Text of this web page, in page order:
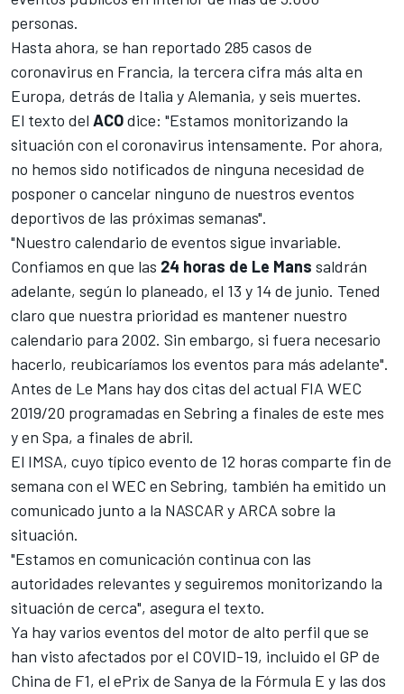
personas.
Hasta ahora, se han reportado 285 casos de
coronavirus en Francia, la tercera cifra más alta en
Europa, detrás de Italia y Alemania, y seis muertes.
El texto del ACOdice: "Estamos monitorizando la
situación con el coronavirus intensamente. Por ahora,
no hemos sido notificados de ninguna necesidad de
posponer o cancelar ninguno de nuestros eventos
deportivos de las próximas semanas".
"Nuestro calendario de eventos sigue invariable.
Confiamos en que las 24 horas de Le Mans saldrán
adelante, según lo planeado, el 13 y 14 de junio. Tened
claro que nuestra prioridad es mantener nuestro
calendario para 2002. Sin embargo, si fuera necesario
hacerlo, reubicaríamos los eventos para más adelante".
Antes de Le Mans hay dos citas del actual FIA WEC
2019/20 programadas en Sebring a finales de este mes
y en Spa, a finales de abril.
El IMSA, cuyo típico evento de 12 horas comparte fin de
semana con el WEC en Sebring, también ha emitido un
comunicado junto a la NASCAR y ARCA sobre la
situación.
"Estamos en comunicación continua con las
autoridades relevantes y seguiremos monitorizando la
situación de cerca", asegura el texto.
Ya hay varios eventos del motor de alto perfil que se
han visto afectados por el COVID-19, incluido el GP de
China de F1, el ePrix de Sanya de la Fórmula E y las dos